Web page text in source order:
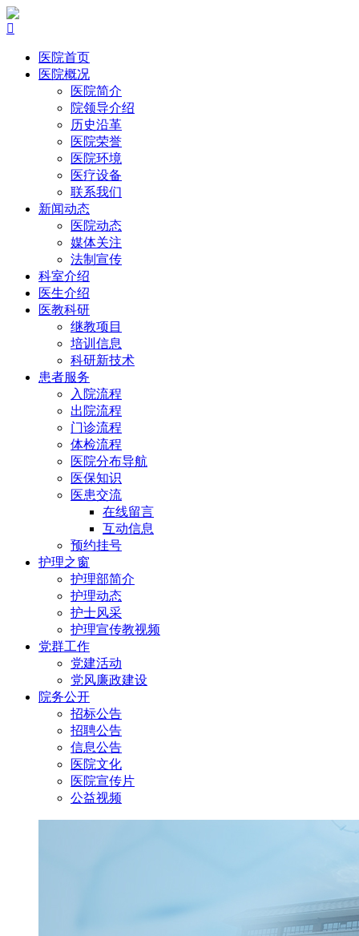

医院首页
医院概况
医院简介
院领导介绍
历史沿革
医院荣誉
医院环境
医疗设备
联系我们
新闻动态
医院动态
媒体关注
法制宣传
科室介绍
医生介绍
医教科研
继教项目
培训信息
科研新技术
患者服务
入院流程
出院流程
门诊流程
体检流程
医院分布导航
医保知识
医患交流
在线留言
互动信息
预约挂号
护理之窗
护理部简介
护理动态
护士风采
护理宣传教视频
党群工作
党建活动
党风廉政建设
院务公开
招标公告
招聘公告
信息公告
医院文化
医院宣传片
公益视频